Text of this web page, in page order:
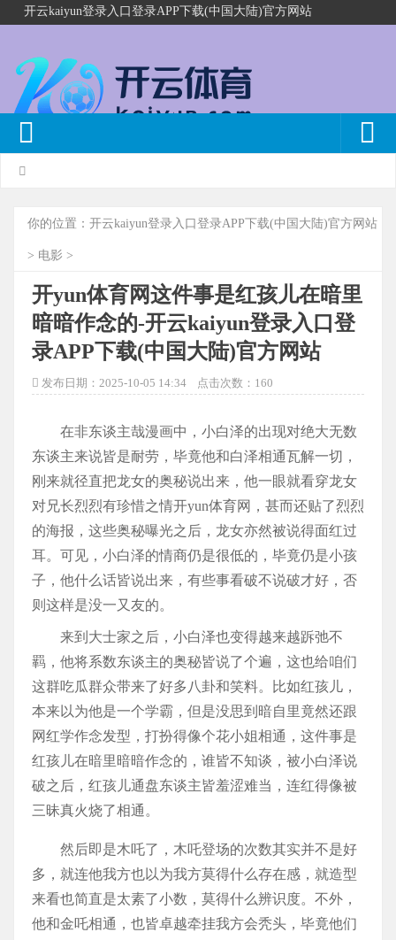
开云kaiyun登录入口登录APP下载(中国大陆)官方网站
你的位置： 开云kaiyun登录入口登录APP下载(中国大陆)官方网站
> 电影 >
开yun体育网这件事是红孩儿在暗里
暗暗作念的-开云kaiyun登录入口登
录APP下载(中国大陆)官方网站
发布日期：2025-10-05 14:34 点击次数：160
在非东谈主哉漫画中，小白泽的出现对绝大无数
东谈主来说皆是耐劳，毕竟他和白泽相通瓦解一切，
刚来就径直把龙女的奥秘说出来，他一眼就看穿龙女
对兄长烈烈有珍惜之情开yun体育网，甚而还贴了烈烈
的海报，这些奥秘曝光之后，龙女亦然被说得面红过
耳。可见，小白泽的情商仍是很低的，毕竟仍是小孩
子，他什么话皆说出来，有些事看破不说破才好，否
则这样是没一又友的。
来到大士家之后，小白泽也变得越来越跅弛不
羁，他将系数东谈主的奥秘皆说了个遍，这也给咱们
这群吃瓜群众带来了好多八卦和笑料。比如红孩儿，
本来以为他是一个学霸，但是没思到暗自里竟然还跟
网红学作念发型，打扮得像个花小姐相通，这件事是
红孩儿在暗里暗暗作念的，谁皆不知谈，被小白泽说
破之后，红孩儿通盘东谈主皆羞涩难当，连红得像被
三昧真火烧了相通。
然后即是木吒了，木吒登场的次数其实并不是好
多，就连他我方也以为我方莫得什么存在感，就造型
来看也简直是太素了小数，莫得什么辨识度。不外，
他和金吒相通，也皆卓越牵挂我方会秃头，毕竟他们